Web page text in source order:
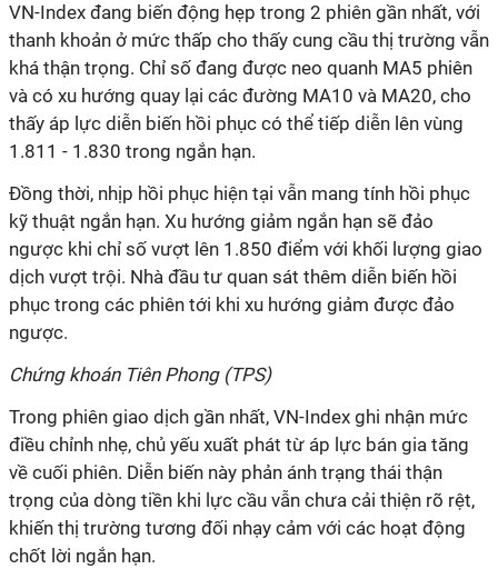
VN-Index đang biến động hẹp trong 2 phiên gần nhất, với
thanh khoản ở mức thấp cho thấy cung cầu thị trường vẫn
khá thận trọng. Chỉ số đang được neo quanh MA5 phiên
và có xu hướng quay lại các đường MA10 và MA20, cho
thấy áp lực diễn biến hồi phục có thể tiếp diễn lên vùng
1.811 - 1.830 trong ngắn hạn.
Đồng thời, nhịp hồi phục hiện tại vẫn mang tính hồi phục
kỹ thuật ngắn hạn. Xu hướng giảm ngắn hạn sẽ đảo
ngược khi chỉ số vượt lên 1.850 điểm với khối lượng giao
dịch vượt trội. Nhà đầu tư quan sát thêm diễn biến hồi
phục trong các phiên tới khi xu hướng giảm được đảo
ngược.
Chứng khoán Tiên Phong (TPS)
Trong phiên giao dịch gần nhất, VN-Index ghi nhận mức
điều chỉnh nhẹ, chủ yếu xuất phát từ áp lực bán gia tăng
về cuối phiên. Diễn biến này phản ánh trạng thái thận
trọng của dòng tiền khi lực cầu vẫn chưa cải thiện rõ rệt,
khiến thị trường tương đối nhạy cảm với các hoạt động
chốt lời ngắn hạn.